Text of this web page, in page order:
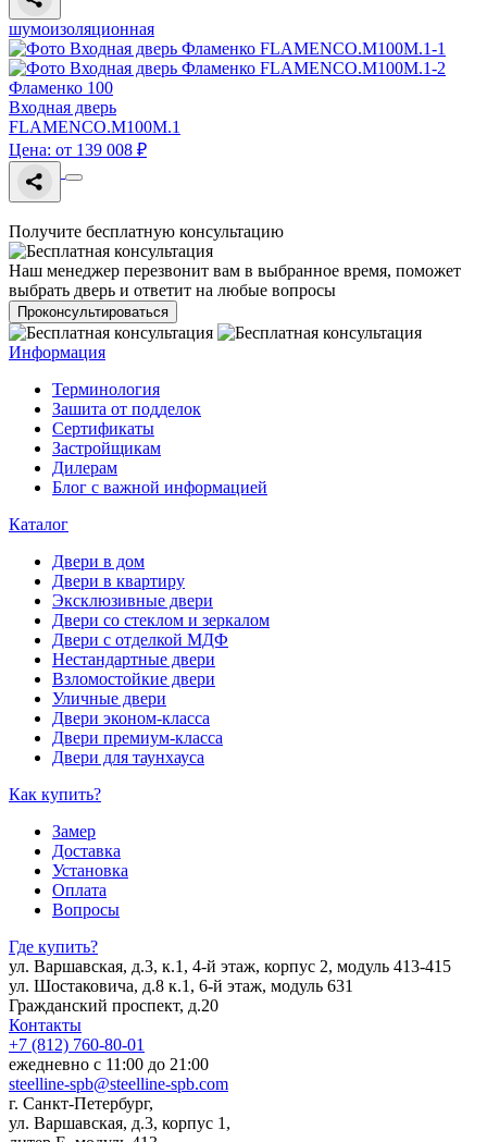
шумоизоляционная
Фламенко 100
Входная дверь
FLAMENCO.M100M.1
Цена: от 139 008 ₽
Получите бесплатную консультацию
Наш менеджер перезвонит вам в выбранное время, поможет
выбрать дверь и ответит на любые вопросы
Проконсультироваться
Информация
Терминология
Зашита от подделок
Сертификаты
Застройщикам
Дилерам
Блог с важной информацией
Каталог
Двери в дом
Двери в квартиру
Эксклюзивные двери
Двери со стеклом и зеркалом
Двери с отделкой МДФ
Нестандартные двери
Взломостойкие двери
Уличные двери
Двери эконом-класса
Двери премиум-класса
Двери для таунхауса
Как купить?
Замер
Доставка
Установка
Оплата
Вопросы
Где купить?
ул. Варшавская, д.3, к.1, 4-й этаж, корпус 2, модуль 413-415
ул. Шостаковича, д.8 к.1, 6-й этаж, модуль 631
Гражданский проспект, д.20
Контакты
+7 (812) 760-80-01
ежедневно с 11:00 до 21:00
steelline-spb@steelline-spb.com
г. Санкт-Петербург,
ул. Варшавская, д.3, корпус 1,